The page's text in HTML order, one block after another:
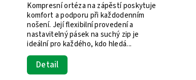
Detail
Kompresní ortéza na zápěstí poskytuje
komfort a podporu při každodenním
nošení. Její flexibilní provedení a
nastavitelný pásek na suchý zip je
ideální pro každého, kdo hledá...